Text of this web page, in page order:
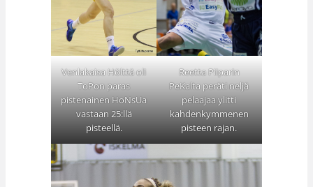
Venlakaisa Hölttä oli
ToPon paras
pistenainen HoNsUa
vastaan 25:llä
pisteellä.
Reetta Piiparin
PeKalta peräti neljä
pelaajaa ylitti
kahdenkymmenen
pisteen rajan.